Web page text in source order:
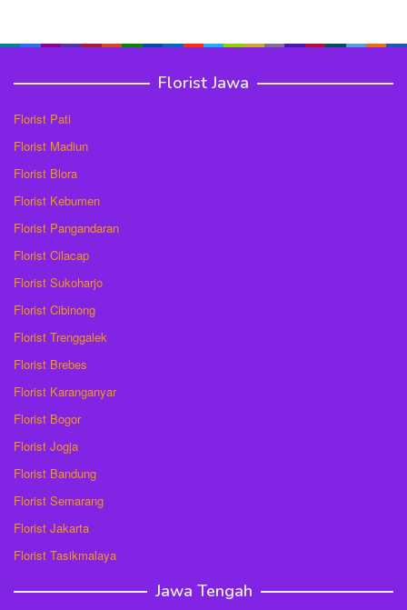
Florist Jawa
Florist Pati
Florist Madiun
Florist Blora
Florist Kebumen
Florist Pangandaran
Florist Cilacap
Florist Sukoharjo
Florist Cibinong
Florist Trenggalek
Florist Brebes
Florist Karanganyar
Florist Bogor
Florist Jogja
Florist Bandung
Florist Semarang
Florist Jakarta
Florist Tasikmalaya
Jawa Tengah